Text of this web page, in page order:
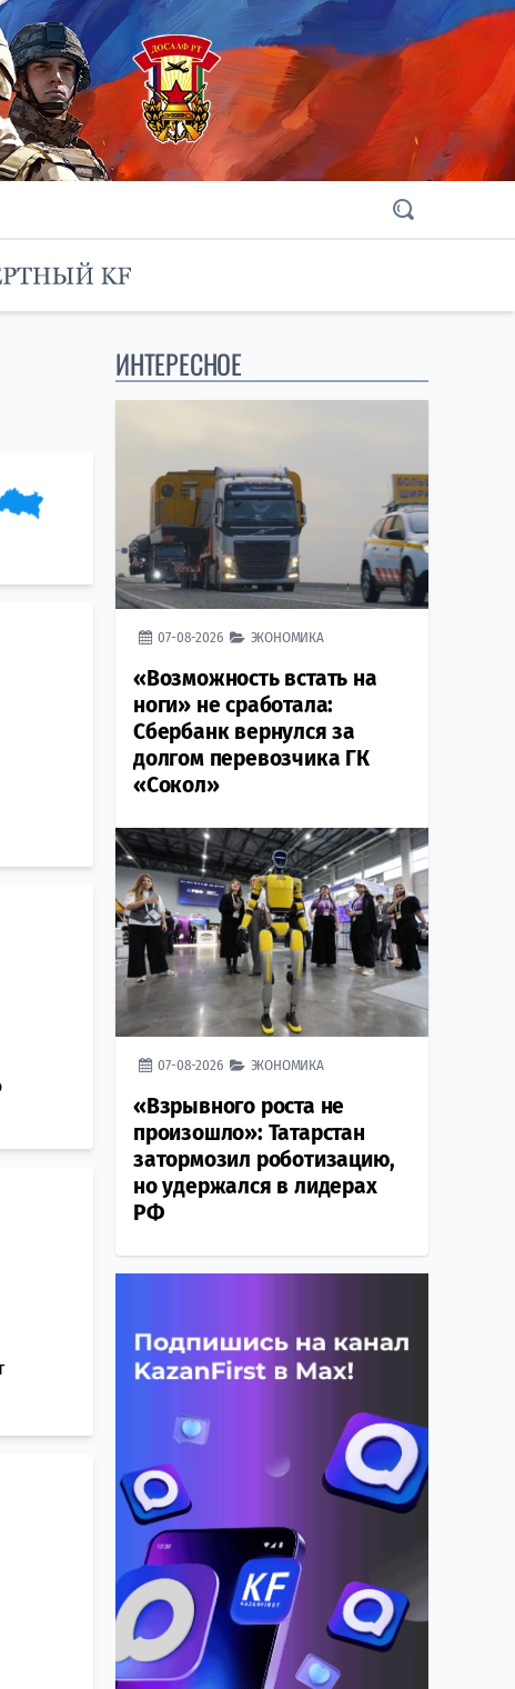
ИНТЕРЕСНОЕ
07-08-2026 ЭКОНОМИКА
«Возможность встать на
ноги» не сработала:
Сбербанк вернулся за
долгом перевозчика ГК
«Сокол»
07-08-2026 ЭКОНОМИКА
«Взрывного роста не
произошло»: Татарстан
затормозил роботизацию,
но удержался в лидерах
РФ